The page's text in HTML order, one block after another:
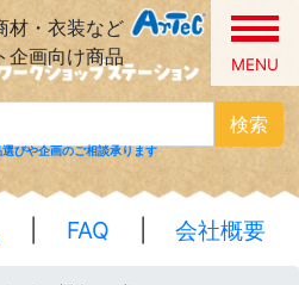
材・衣装など
企画向け商品
MENU
検索
選びや企画のご相談承ります
FAQ 会社概要